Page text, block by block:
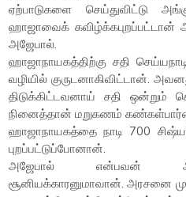
ஏற்பாடுகளை செய்துவிட்டு
ஹாஜாவைக்
அஜேபால்.
ஹாஜாநாயகத்திற்கு சதி
வழியில் குருடனாகிவிட்டான்.
திடுக்கிட்டவனாய் சதி ஒன்றும்
நினைத்தான் மறுகணம்
ஹாஜாநாயகத்தை நாடி 700
புறப்பட்டுப்போனான்.
அஜேபால் என்பவன்
சூனியக்காரனுமாவான். அரசனை